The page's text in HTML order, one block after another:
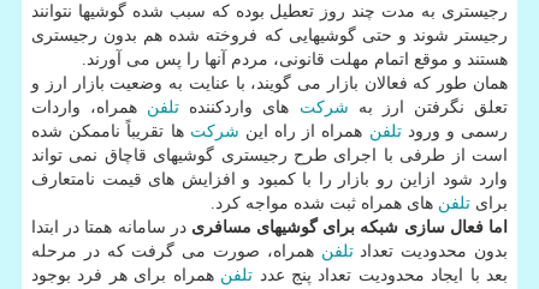
رجیستری به مدت چند روز تعطیل بوده كه سبب شده گوشیها نتوانند
رجیستر شوند و حتی گوشیهایی كه فروخته شده هم بدون رجیستری
هستند و موقع اتمام مهلت قانونی، مردم آنها را پس می آورند.
همان طور كه فعالان بازار می گویند، با عنایت به وضعیت بازار ارز و
تعلق نگرفتن ارز به شركت های واردكننده تلفن همراه، واردات
رسمی و ورودتلفن همراه از راه این شركت ها تقریباً ناممكن شده
است از طرفی با اجرای طرح رجیستری گوشیهای قاچاق نمی تواند
وارد شود ازاین رو بازار را با كمبود و افزایش های قیمت نامتعارف
برای تلفن های همراه ثبت شده مواجه كرد.
اما فعال سازی شبكه برای گوشیهای مسافری در سامانه همتا در ابتدا
بدون محدودیت تعدادتلفن همراه، صورت می گرفت كه در مرحله
بعد با ایجاد محدودیت تعداد پنج عدد تلفن همراه برای هر فرد بوجود